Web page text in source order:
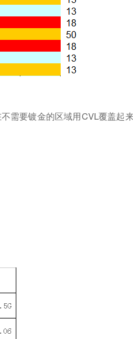
需要镀金的区域用CVL覆盖起